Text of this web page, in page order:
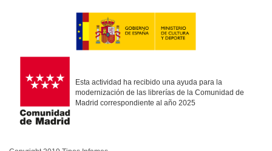
Esta actividad ha recibido una ayuda para la
modernización de las librerías de la Comunidad de
Madrid correspondiente al año 2025